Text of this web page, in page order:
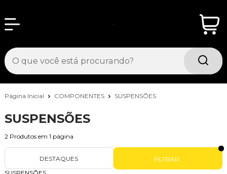
Página Inicial COMPONENTES SUSPENSÕES
SUSPENSÕES
2 Produtos em 1 página
FILTRAR
DESTAQUES